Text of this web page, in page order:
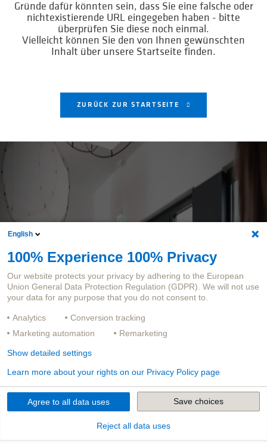
Gründe dafür könnten sein, dass Sie eine falsche oder
nichtexistierende URL eingegeben haben - bitte
überprüfen Sie diese noch einmal.
Vielleicht können Sie den von Ihnen gewünschten
Inhalt über unsere Startseite finden.
ZURÜCK ZUR STARTSEITE
Gerne veruschen wir Ihnen auch am Telefon zu helfen.
Wir freuen uns auf Ihren Anruf.
English
100% Experience 100% Privacy
Our website protects your privacy by adhering to the European
Union General Data Protection Regulation (GDPR). We will not use
your data for any purpose that you do not consent to.
Analytics
Conversion tracking
Marketing automation
Remarketing
Agree to all data uses
Reject all data uses
Show detailed settings
Learn more about your rights on our Privacy Policy page
Save choices